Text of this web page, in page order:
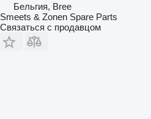
Бельгия, Bree
Smeets & Zonen Spare Parts
Связаться с продавцом